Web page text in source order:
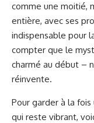
comme une moitié,
entière, avec ses
indispensable pour
compter que le
charmé au début –
réinvente.
Pour garder à la
qui reste vibrant,